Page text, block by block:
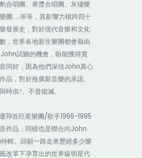
合唱團、果漿合唱團、灰燼樂
團 …..等等，其影響力橫跨四十
發展史，對於現代音樂和文化
，世界各地新生樂團都會藉由
John試聽的機會，盼能獲得賞
同好，因為他們深信John真心
品，對於推廣新音樂的承諾、
時俱?、不曾熄滅。
19首巨星樂團 /歌手1966-1995
作品，同樣也是聯合向 John
輯。回顧一路走來歷經多少樂
改革下孕育出的世界級明星代